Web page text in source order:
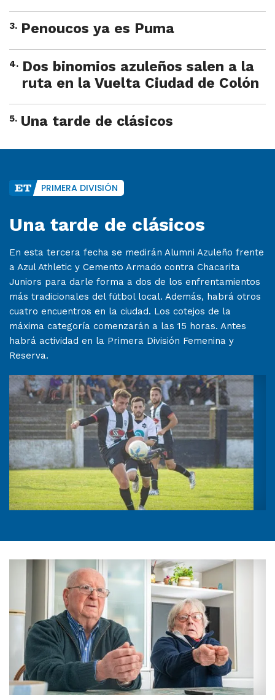
3. Penoucos ya es Puma
4. Dos binomios azuleños salen a la
ruta en la Vuelta Ciudad de Colón
5. Una tarde de clásicos
PRIMERA DIVISIÓN
Una tarde de clásicos
En esta tercera fecha se medirán Alumni Azuleño frente
a Azul Athletic y Cemento Armado contra Chacarita
Juniors para darle forma a dos de los enfrentamientos
más tradicionales del fútbol local. Además, habrá otros
cuatro encuentros en la ciudad. Los cotejos de la
máxima categoría comenzarán a las 15 horas. Antes
habrá actividad en la Primera División Femenina y
Reserva.